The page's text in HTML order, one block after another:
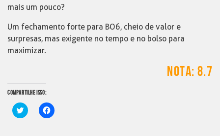
mais um pouco?
Um fechamento forte para BO6, cheio de valor e
surpresas, mas exigente no tempo e no bolso para
maximizar.
NOTA: 8.7
COMPARTILHE ISSO:
Clique
para
Clique
para